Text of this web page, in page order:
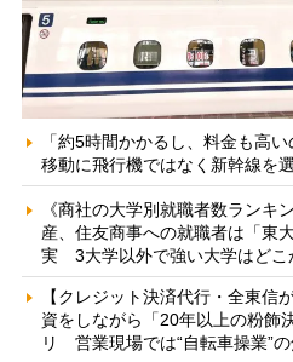
「約5時間かかるし、料金も高
移動に飛行機ではなく新幹線を
《商社の大学別就職者数ランキ
産、住友商事への就職者は「東
実 3大学以外で強い大学はどこ
【クレジット決済代行・全東信
資をしながら「20年以上の粉飾
リ 営業現場では“自転車操業”